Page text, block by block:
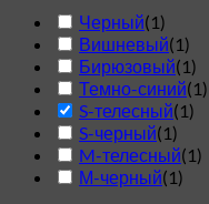
Черный(1 )
Вишневый(1 )
Бирюзовый(1 )
Темно-синий(1 )
S-телесный(1 )
S-черный(1 )
M-телесный(1 )
М-черный(1 )